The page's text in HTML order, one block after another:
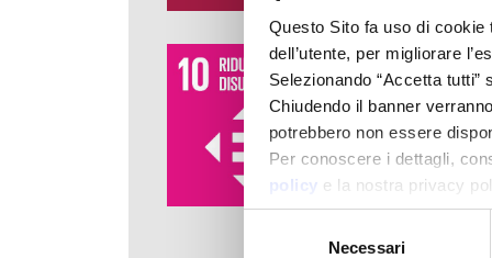
Questo Sito fa uso di
dell’utente, per migliorare
Selezionando “Accetta
Chiudendo il banner
potrebbero non essere
Per conoscere i dettagli,
policy e la nostra privacy
Necessari
Una persona
momento di
incontro di
moduli che
fasi, il cuore di
attività